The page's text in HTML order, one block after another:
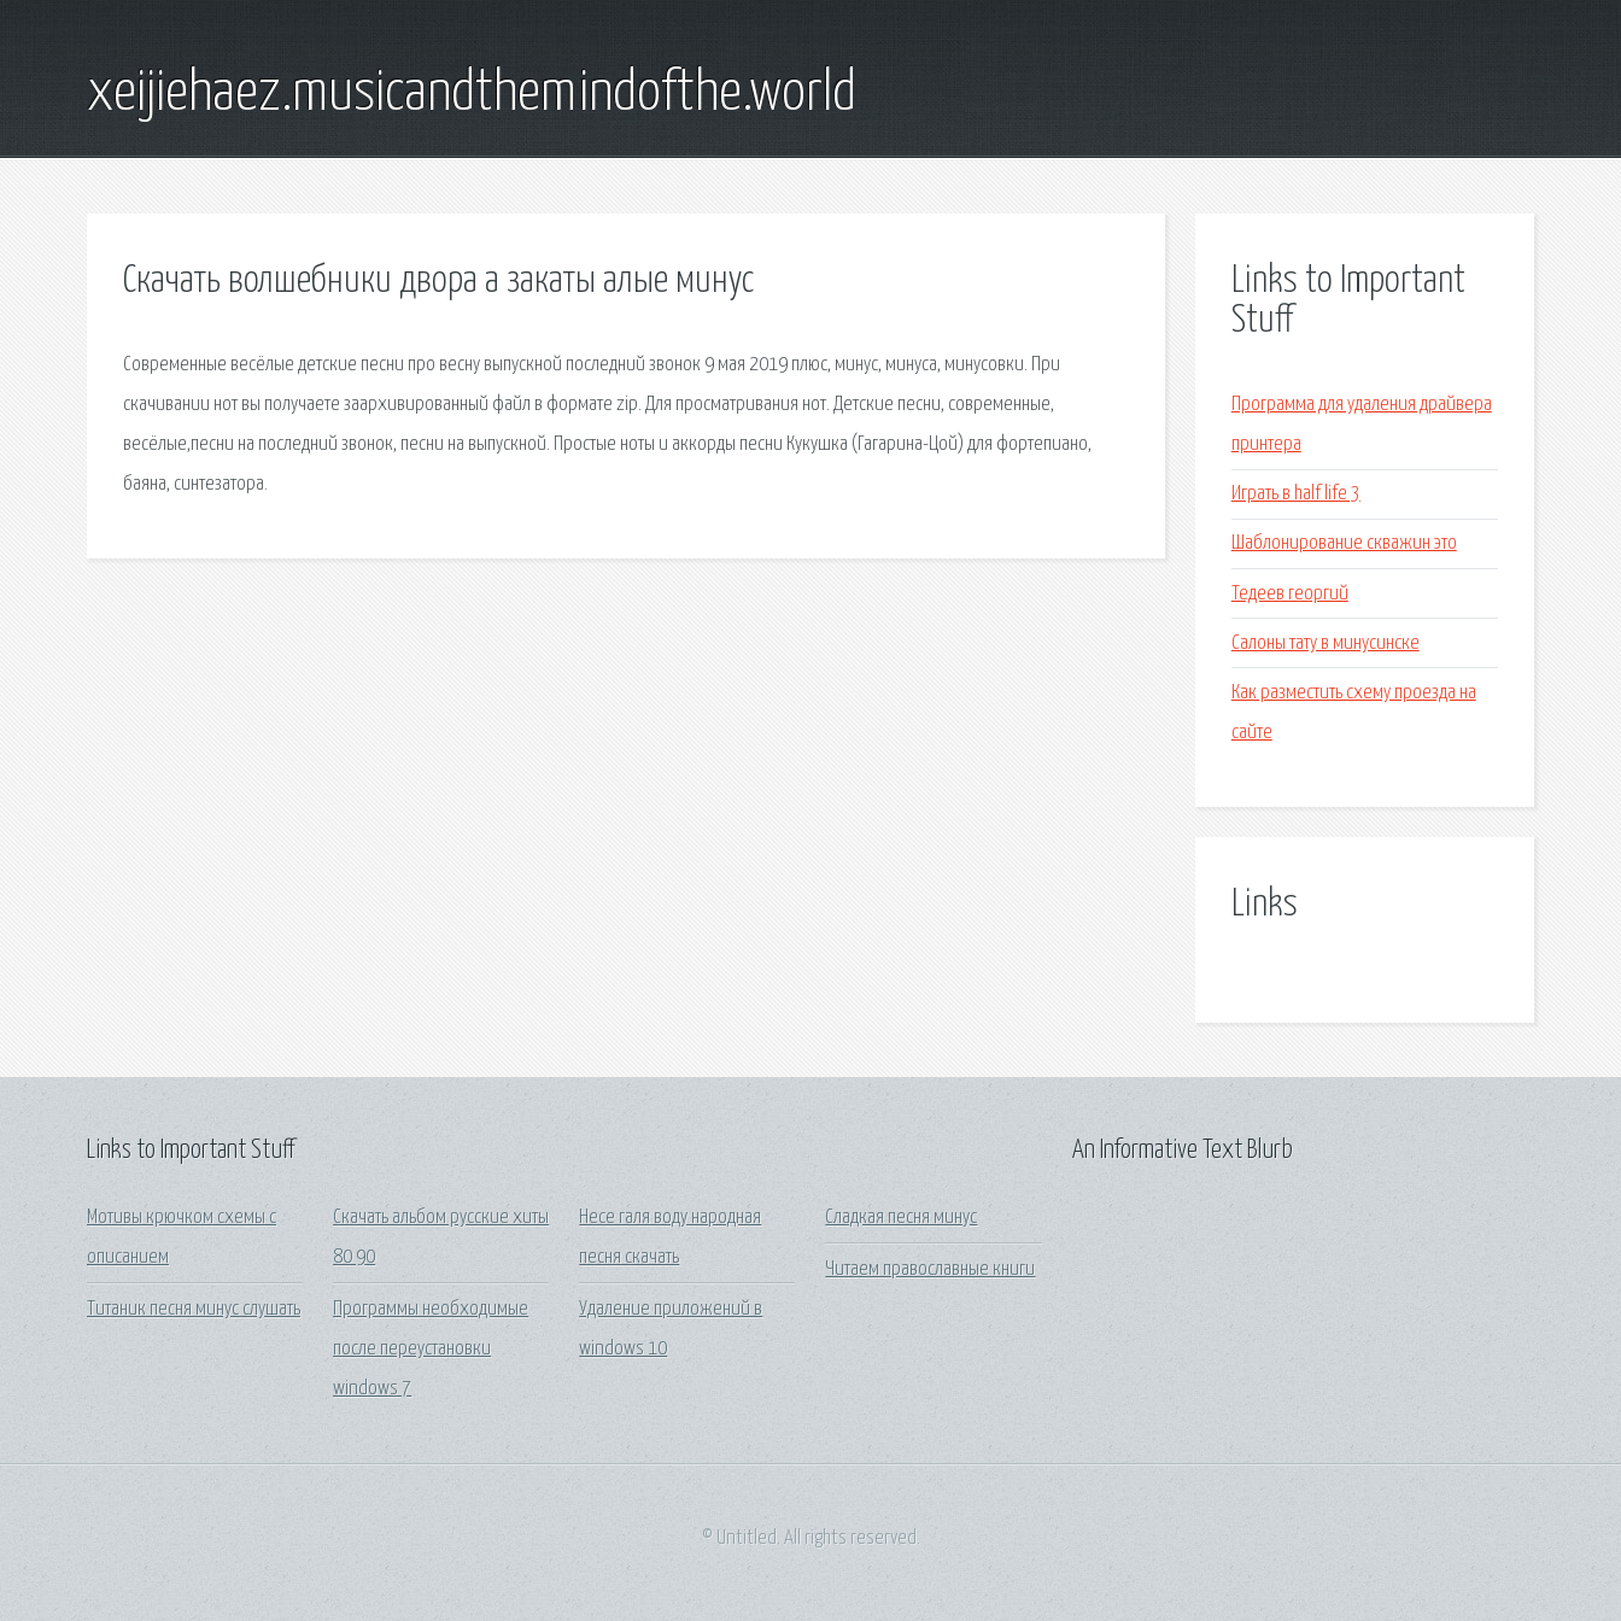
xeijiehaez.musicandthemindofthe.world
Скачать волшебники двора а закаты алые минус
Современные весёлые детские песни про весну выпускной последний звонок 9 мая 2019 плюс, минус, минуса, минусовки. При
скачивании нот вы получаете заархивированный файл в формате zip. Для просматривания нот. Детские песни, современные,
весёлые,песни на последний звонок, песни на выпускной. Простые ноты и аккорды песни Кукушка (Гагарина-Цой) для фортепиано,
баяна, синтезатора.
Links to Important
Stuff
Программа для удаления драйвера
принтера
Играть в half life 3
Шаблонирование скважин это
Тедеев георгий
Салоны тату в минусинске
Как разместить схему проезда на
сайте
Links
Links to Important Stuff
Мотивы крючком схемы с
описанием
Титаник песня минус слушать
Скачать альбом русские хиты
80 90
Программы необходимые
после переустановки
windows 7
Несе галя воду народная
песня скачать
Удаление приложений в
windows 10
Сладкая песня минус
Читаем православные книги
An Informative Text Blurb
© Untitled. All rights reserved.